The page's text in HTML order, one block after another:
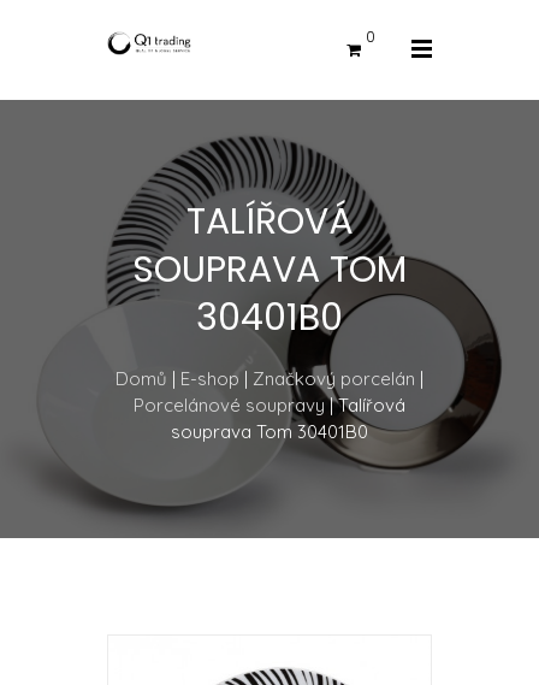
0
TALÍŘOVÁ
SOUPRAVA TOM
30401B0
Domů | E-shop | Značkový porcelán |
Porcelánové soupravy| Talířová
souprava Tom 30401B0